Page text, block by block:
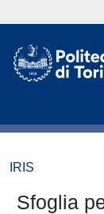
IRIS
Sfoglia